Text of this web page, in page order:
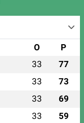
O P
33 77
33 73
33 69
33 59